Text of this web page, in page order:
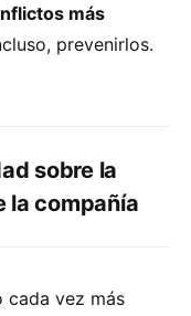
más
prevenirlos.
sobre la
la compañía
cada vez más